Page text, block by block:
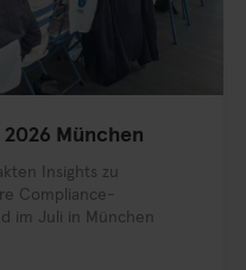
München
Insights zu
Compliance-
im Juli in München